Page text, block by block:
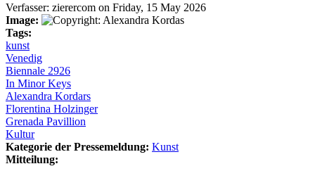
Verfasser: zierercom on Friday, 15 May 2026
Image:
Tags:
kunst
Venedig
Biennale 2926
In Minor Keys
Alexandra Kordars
Florentina Holzinger
Grenada Pavillion
Kultur
Kategorie der Pressemeldung: Kunst
Mitteilung: